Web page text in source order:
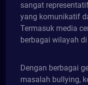
sangat
yang komunikatif
Termasuk media
berbagai wilayah
Dengan berbagai
masalah bullying,